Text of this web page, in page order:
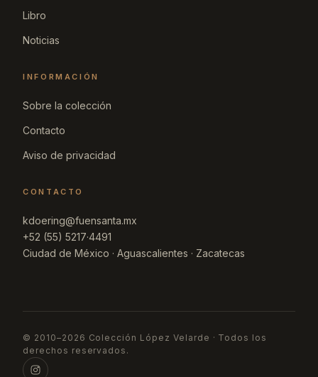
Libro
Noticias
INFORMACIÓN
Sobre la colección
Contacto
Aviso de privacidad
CONTACTO
kdoering@fuensanta.mx
+52 (55) 5217·4491
Ciudad de México · Aguascalientes · Zacatecas
© 2010–2026 Colección López Velarde · Todos los
derechos reservados.